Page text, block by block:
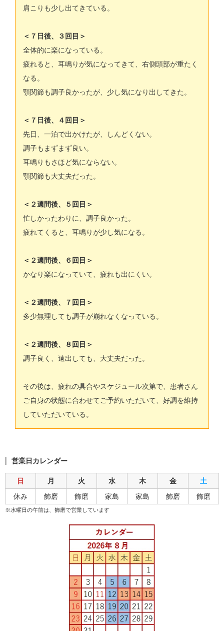
肩こりも少し出てきている。
＜７日後、３回目＞
全体的に楽になっている。
疲れると、耳鳴りが気になってきて、右側頭部が重たく
なる。
顎関節も調子良かったが、少し気になり出してきた。
＜７日後、４回目＞
先日、一泊で出かけたが、しんどくない。
調子もまずまず良い。
耳鳴りもさほど気にならない。
顎関節も大丈夫だった。
＜２週間後、５回目＞
忙しかったわりに、調子良かった。
疲れてくると、耳鳴りが少し気になる。
＜２週間後、６回目＞
かなり楽になっていて、疲れも出にくい。
＜２週間後、７回目＞
多少無理しても調子が崩れなくなっている。
＜２週間後、８回目＞
調子良く、遠出しても、大丈夫だった。
その後は、疲れの具合やスケジュール次第で、患者さん
ご自身の状態に合わせてご予約いただいて、好調を維持
していただいている。
営業日カレンダー
日 月 火 水 木 金
土
休み
飾磨 飾磨 家島 家島 飾磨 飾磨
※水曜日の午前は、飾磨で営業しています